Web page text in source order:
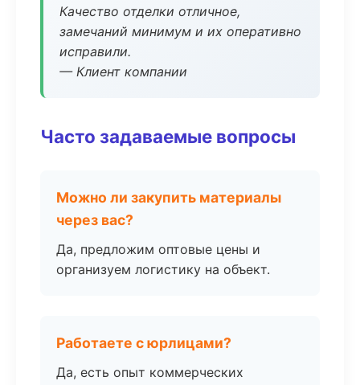
Качество отделки отличное,
замечаний минимум и их оперативно
исправили.
— Клиент компании
Часто задаваемые вопросы
Можно ли закупить материалы
через вас?
Да, предложим оптовые цены и
организуем логистику на объект.
Работаете с юрлицами?
Да, есть опыт коммерческих